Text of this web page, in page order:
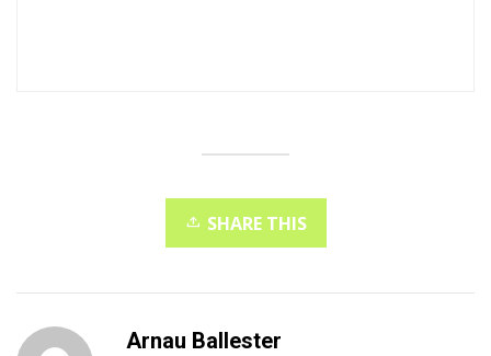
SHARE THIS
Arnau Ballester